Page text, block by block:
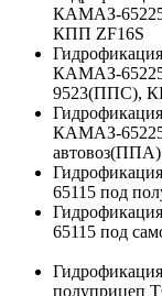
КАМАЗ-65225
КПП ZF16S
КАМАЗ-
9523(ППС),
КАМАЗ-65225
65115 под
65115 под
полуприцеп